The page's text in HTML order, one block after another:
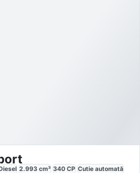
2.993 cm³ 340 CP Cutie automată